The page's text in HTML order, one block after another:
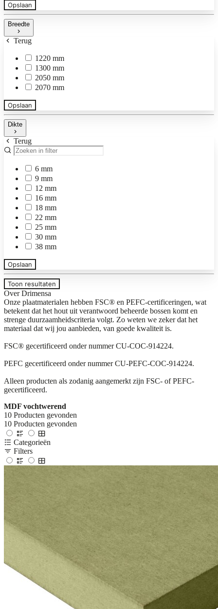
Opslaan
Breedte
Terug
1220 mm
1300 mm
2050 mm
2070 mm
Opslaan
Dikte
Terug
6 mm
9 mm
12 mm
16 mm
18 mm
22 mm
25 mm
30 mm
38 mm
Opslaan
Toon resultaten
Over Drimensa
Onze plaatmaterialen hebben FSC® en PEFC-certificeringen, wat
betekent dat het hout uit verantwoord beheerde bossen komt en
strenge duurzaamheidscriteria volgt. Zo weten we zeker dat het
materiaal dat wij jou aanbieden, van goede kwaliteit is.
FSC® gecertificeerd onder nummer CU-COC-914224.
PEFC gecertificeerd onder nummer CU-PEFC-COC-914224.
Alleen producten als zodanig aangemerkt zijn FSC- of PEFC-
gecertificeerd.
MDF vochtwerend
10 Producten gevonden
10 Producten gevonden
Categorieën
Filters